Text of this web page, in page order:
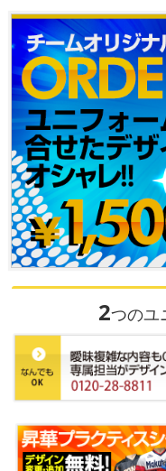
2つのユ